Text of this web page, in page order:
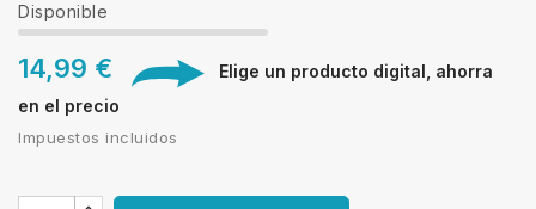
Disponible
14,99 €
Elige un producto digital, ahorra
en el precio
Impuestos incluidos